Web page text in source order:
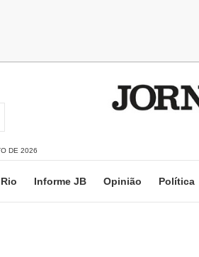
DE 2026
Rio Informe JB Opinião Política